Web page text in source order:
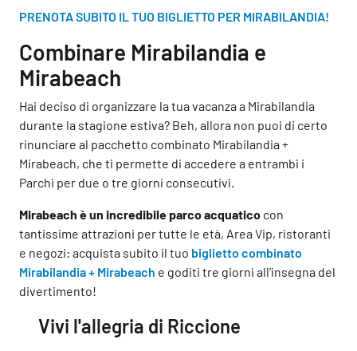
PRENOTA SUBITO IL TUO BIGLIETTO PER MIRABILANDIA!
Combinare Mirabilandia e
Mirabeach
Hai deciso di organizzare la tua vacanza a Mirabilandia
durante la stagione estiva? Beh, allora non puoi di certo
rinunciare al pacchetto combinato Mirabilandia +
Mirabeach, che ti permette di accedere a entrambi i
Parchi per due o tre giorni consecutivi.
Mirabeach è un incredibile parco acquatico con
tantissime attrazioni per tutte le età, Area Vip, ristoranti
e negozi: acquista subito il tuo biglietto combinato
Mirabilandia + Mirabeach e goditi tre giorni all’insegna del
divertimento!
Vivi l'allegria di Riccione